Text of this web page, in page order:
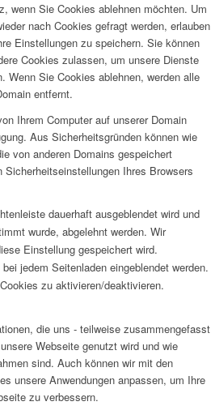
wenn Sie Cookies ablehnen möchten. Um
nach Cookies gefragt werden, erlauben
Einstellungen zu speichern. Sie können
Cookies zulassen, um unsere Dienste
Wenn Sie Cookies ablehnen, werden alle
entfernt.
Ihrem Computer auf unserer Domain
Aus Sicherheitsgründen können wie
von anderen Domains gespeichert
Ihres Browsers
dauerhaft ausgeblendet wird und
wurde, abgelehnt werden. Wir
Einstellung gespeichert wird.
jedem Seitenladen eingeblendet werden.
zu aktivieren/deaktivieren.
die uns - teilweise zusammengefasst
Webseite genutzt wird und wie
sind. Auch können wir mit den
unsere Anwendungen anpassen, um Ihre
zu verbessern.